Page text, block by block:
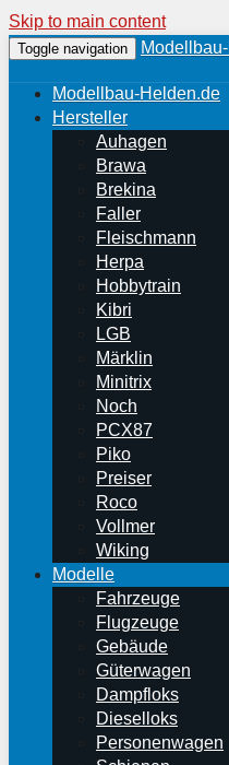
Skip to main content
Toggle navigation
Modellbau-Helden.de
Hersteller
Auhagen
Brawa
Brekina
Faller
Fleischmann
Herpa
Hobbytrain
Kibri
LGB
Märklin
Minitrix
Noch
PCX87
Piko
Preiser
Roco
Vollmer
Wiking
Modelle
Fahrzeuge
Flugzeuge
Gebäude
Güterwagen
Dampfloks
Dieselloks
Personenwagen